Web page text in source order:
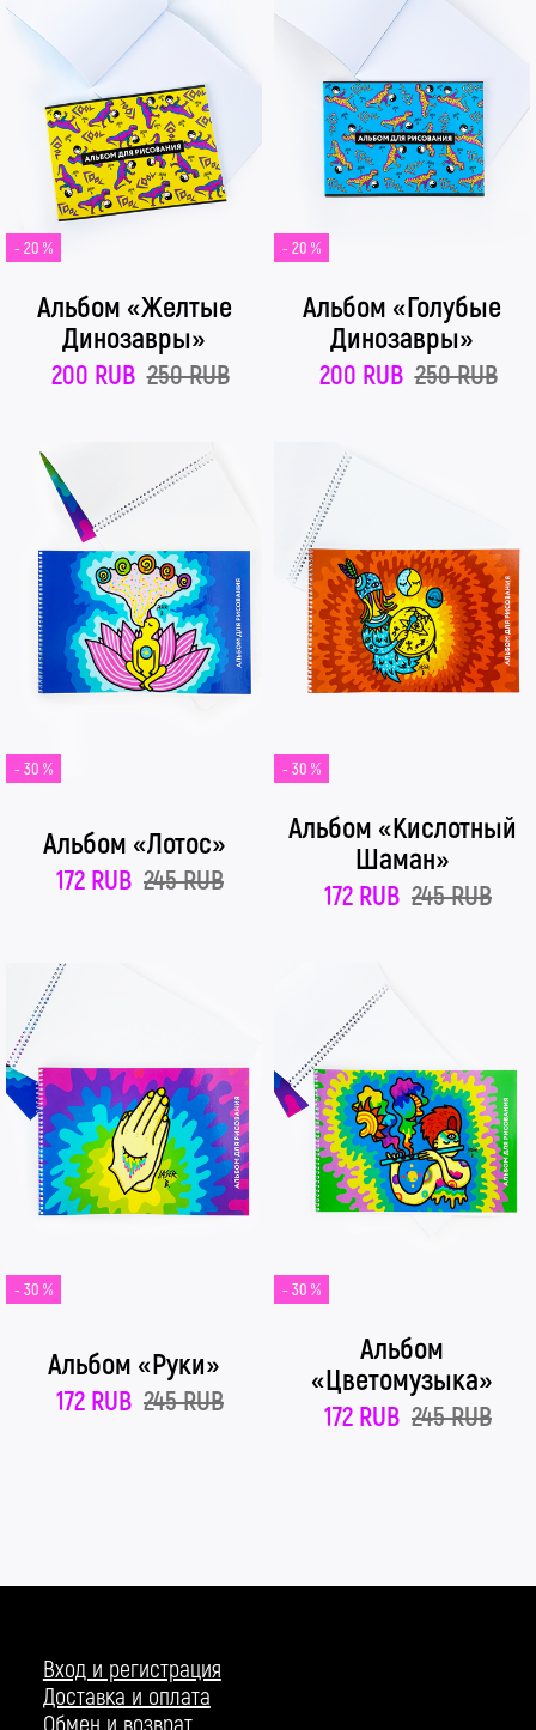
- 20 %
Альбом «Желтые
Динозавры»
200 RUB 250 RUB
- 20 %
Альбом «Голубые
Динозавры»
200 RUB 250 RUB
- 30 %
Альбом «Лотос»
172 RUB 245 RUB
- 30 %
Альбом «Кислотный
Шаман»
172 RUB 245 RUB
- 30 %
Альбом «Руки»
172 RUB 245 RUB
- 30 %
Альбом
«Цветомузыка»
172 RUB 245 RUB
Вход и регистрация
Доставка и оплата
Обмен и возврат